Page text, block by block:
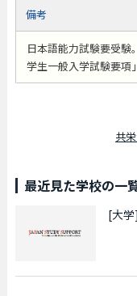
備考
日本語能力試験要受験
学生一般入学試験要項
共
最近見た学校の一
[大学]